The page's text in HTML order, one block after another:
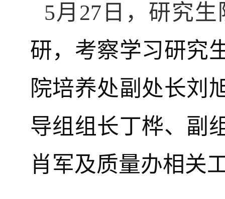
5月 27 日，研究
研，考察学习研究
院培养处副处长刘
导组组长丁桦、副
肖军及质量办相关